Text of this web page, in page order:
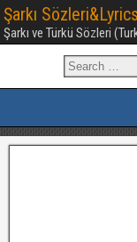
Şarkı
Şarkı ve Türkü Sözleri